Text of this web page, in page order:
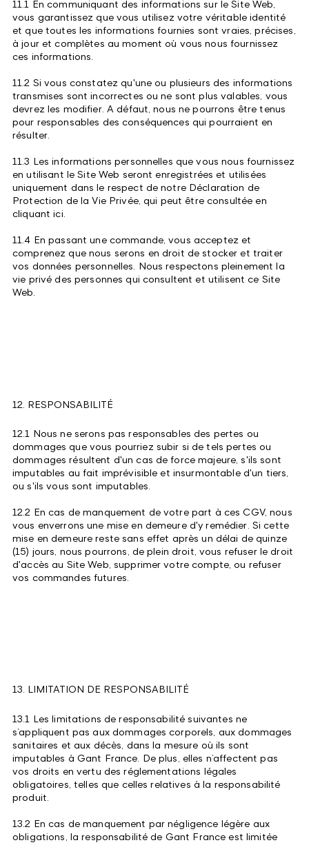
11.1 En communiquant des informations sur le Site Web,
vous garantissez que vous utilisez votre véritable identité
et que toutes les informations fournies sont vraies, précises,
à jour et complètes au moment où vous nous fournissez
ces informations.
11.2 Si vous constatez qu'une ou plusieurs des informations
transmises sont incorrectes ou ne sont plus valables, vous
devrez les modifier. A défaut, nous ne pourrons être tenus
pour responsables des conséquences qui pourraient en
résulter.
11.3 Les informations personnelles que vous nous fournissez
en utilisant le Site Web seront enregistrées et utilisées
uniquement dans le respect de notre Déclaration de
Protection de la Vie Privée, qui peut être consultée en
cliquant ici.
11.4 En passant une commande, vous acceptez et
comprenez que nous serons en droit de stocker et traiter
vos données personnelles. Nous respectons pleinement la
vie privé des personnes qui consultent et utilisent ce Site
Web.
12. RESPONSABILITÉ
12.1 Nous ne serons pas responsables des pertes ou
dommages que vous pourriez subir si de tels pertes ou
dommages résultent d'un cas de force majeure, s'ils sont
imputables au fait imprévisible et insurmontable d'un tiers,
ou s'ils vous sont imputables.
12.2 En cas de manquement de votre part à ces CGV, nous
vous enverrons une mise en demeure d'y remédier. Si cette
mise en demeure reste sans effet après un délai de quinze
(15) jours, nous pourrons, de plein droit, vous refuser le droit
d'accès au Site Web, supprimer votre compte, ou refuser
vos commandes futures.
13. LIMITATION DE RESPONSABILITÉ
13.1 Les limitations de responsabilité suivantes ne
s’appliquent pas aux dommages corporels, aux dommages
sanitaires et aux décès, dans la mesure où ils sont
imputables à Gant France. De plus, elles n’affectent pas
vos droits en vertu des réglementations légales
obligatoires, telles que celles relatives à la responsabilité
produit.
13.2 En cas de manquement par négligence légère aux
obligations, la responsabilité de Gant France est limitée